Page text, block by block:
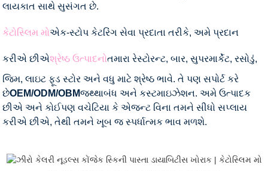
લાયકાત સાથે સુસંગત છે.
કેટોસ્લિમ મોએક-સ્ટોપ કેટરિંગ સેવા પ્રદાતા તરીકે, અમે પ્રદાન
કરીએ છીએશ્રેષ્ઠ ઉત્પાદનોતમારા રેસ્ટોરન્ટ, બાર, સુપરમાર્કેટ, રસોડું,
જિમ, લાઇટ ફૂડ સ્ટોર અને વધુ માટે શ્રેષ્ઠ ભાવે. તે પણ સપોર્ટ કરે
છેOEM/ODM/OBMજથ્થાબંધ અને કસ્ટમાઇઝેશન. અમે ઉત્પાદક
છીએ અને કોઈપણ વચેટિયા કે એજન્ટ વિના તમને સીધો સપ્લાય
કરીએ છીએ, તેથી તમને ખૂબ જ સ્પર્ધાત્મક ભાવ મળશે.